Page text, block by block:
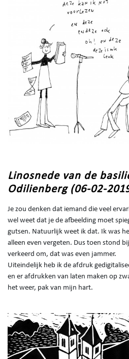
Linosnede van de
Odilienberg (06-02-
Je zou denken dat iemand die veel
wel weet dat je de afbeelding moet
gutsen. Natuurlijk weet ik dat. Ik was
alleen even vergeten. Dus toen stond
verkeerd om, dat was even jammer.
Uiteindelijk heb ik de afdruk
en er afdrukken van laten maken op
het weer, pak van mijn hart.